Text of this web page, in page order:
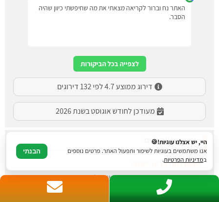
האתר נח וברור לקריאה מצאתי את מה שחיפשתי כיוון שהיה
הסבר.
לצפייה בכל הביקורות
דירוג ממוצע 4.7 לפי 132 דירוגים
מעודכן לחודש אוגוסט בשנת 2026
עדכונים אחרונים
איטום גגות בדימונה:
עודכן לאחרונה:13/07/2026, בשעה 14:06
איטום גגות בביתר עילית:
היי, יש אצלנו עוגיות!🍪
אנו משתמשים בעוגיות לשיפור ותפעול האתר. פרטים נוספים
במדיניות הפרטיות.
הבנתי